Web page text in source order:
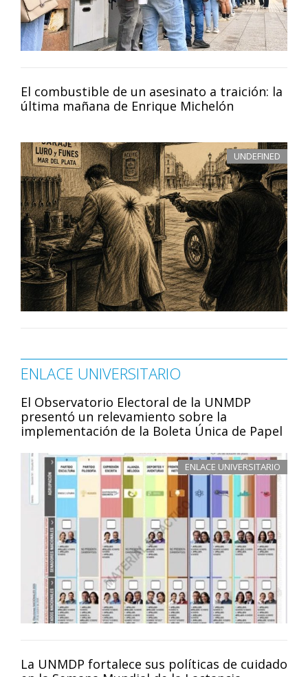
El combustible de un asesinato a traición: la
última mañana de Enrique Michelón
UNDEFINED
ENLACE UNIVERSITARIO
El Observatorio Electoral de la UNMDP
presentó un relevamiento sobre la
implementación de la Boleta Única de Papel
ENLACE UNIVERSITARIO
La UNMDP fortalece sus políticas de cuidado